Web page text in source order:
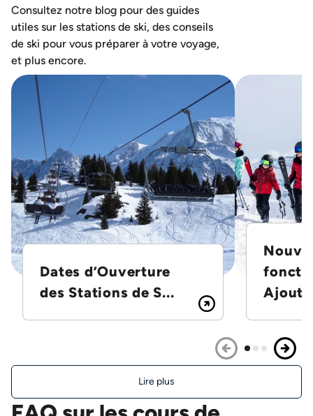
Consultez notre blog pour des guides
utiles sur les stations de ski, des conseils
de ski pour vous préparer à votre voyage,
et plus encore.
Dates d’Ouverture
des Stations de S...
Lire plus